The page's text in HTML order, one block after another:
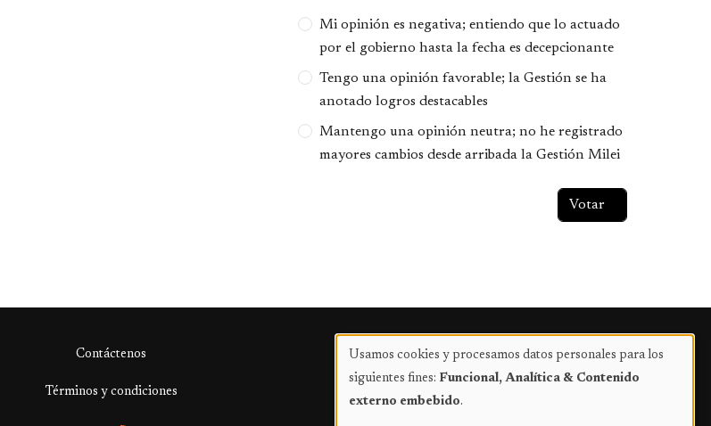
Opciones
Mi opinión es negativa; entiendo que lo actuado
por el gobierno hasta la fecha es decepcionante
Tengo una opinión favorable; la Gestión se ha
anotado logros destacables
Mantengo una opinión neutra; no he registrado
mayores cambios desde arribada la Gestión Milei
Contáctenos Publicidad
Términos y condiciones
Uso
de
Usamos cookies y procesamos datos personales para los
siguientes fines: Funcional, Analítica & Contenido
externo embebido.